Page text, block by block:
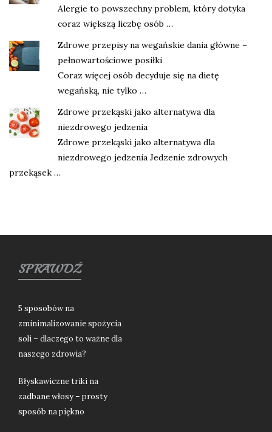
Alergie to powszechny problem, który dotyka
coraz większą liczbę osób …
Zdrowe przepisy na wegańskie dania główne –
pełnowartościowe posiłki
Coraz więcej osób decyduje się na dietę
wegańską, nie tylko …
Zdrowe przekąski jako alternatywa dla
niezdrowego jedzenia
Zdrowe przekąski jako alternatywa dla
niezdrowego jedzenia Jedzenie zdrowych
przekąsek …
SPRAWDŹ
5 sposobów na
zminimalizowanie spożycia
soli – dlaczego to ważne dla
naszego zdrowia?
Błyskawiczne triki na
zadbane włosy – prosty
sposób na piękno